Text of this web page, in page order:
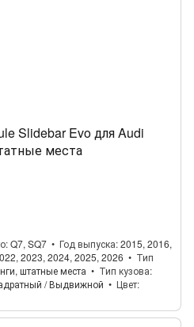
Slidebar Evo для Audi
места
Q7, SQ7 Год выпуска 2015, 2016,
2023, 2024, 2025, 2026
Тип
штатные места
Тип кузова
/ Выдвижной
Цвет